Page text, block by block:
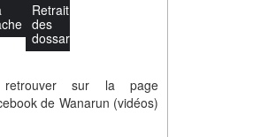
Retrait
des
dossards
sur la page
de Wanarun (vidéos)